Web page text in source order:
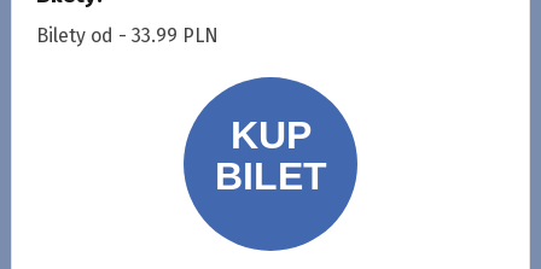
Bilety od - 33.99 PLN